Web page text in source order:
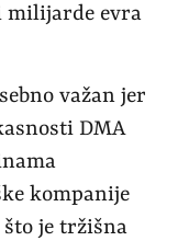
milijarde evra
važan jer
DMA
kompanije
što je tržišna